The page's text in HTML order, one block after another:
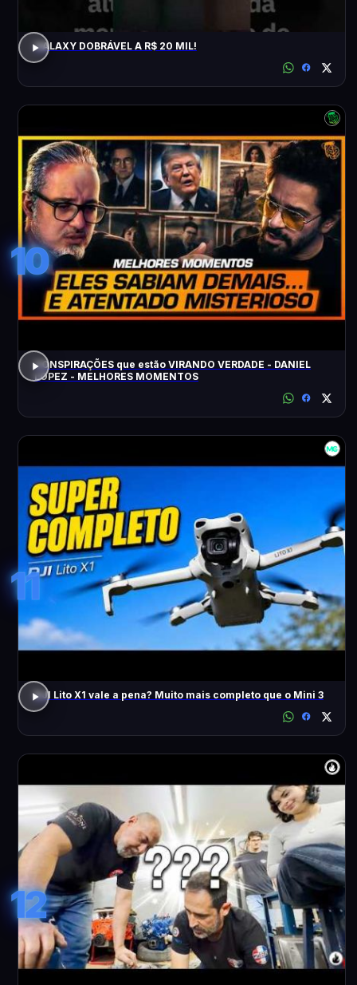
GALAXY DOBRÁVEL A R$ 20 MIL!
10
CONSPIRAÇÕES que estão VIRANDO VERDADE - DANIEL
LOPEZ - MELHORES MOMENTOS
11
DJI Lito X1 vale a pena? Muito mais completo que o Mini 3
12